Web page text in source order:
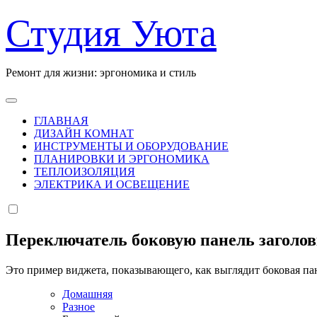
к
содержанию
Студия Уюта
Ремонт для жизни: эргономика и стиль
ГЛАВНАЯ
ДИЗАЙН КОМНАТ
ИНСТРУМЕНТЫ И ОБОРУДОВАНИЕ
ПЛАНИРОВКИ И ЭРГОНОМИКА
ТЕПЛОИЗОЛЯЦИЯ
ЭЛЕКТРИКА И ОСВЕЩЕНИЕ
Переключатель боковую панель
Это пример виджета, показывающего, как выглядит боковая
Домашняя
Разное